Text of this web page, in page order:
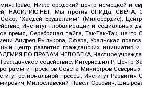
Нижегородский центр немецкой и
НАСИЛИЮ.НЕТ, Мы против СПИДа, СВЕЧА,
"Хасдей Ерушалаим" (Милосердие),
Институт глобализации и
время, Серебряная тайга, Так-Так-Так,
Андрея Рылькова, Сфера, Уральская
центр развития гражданских инициатив
ПО ПРАВАМ ЧЕЛОВЕКА, Частное
содействие, Интернешнл-Р,
и проектов Совета Министров
региональной прессы, Институт
Милославский Павел Юрьевич,